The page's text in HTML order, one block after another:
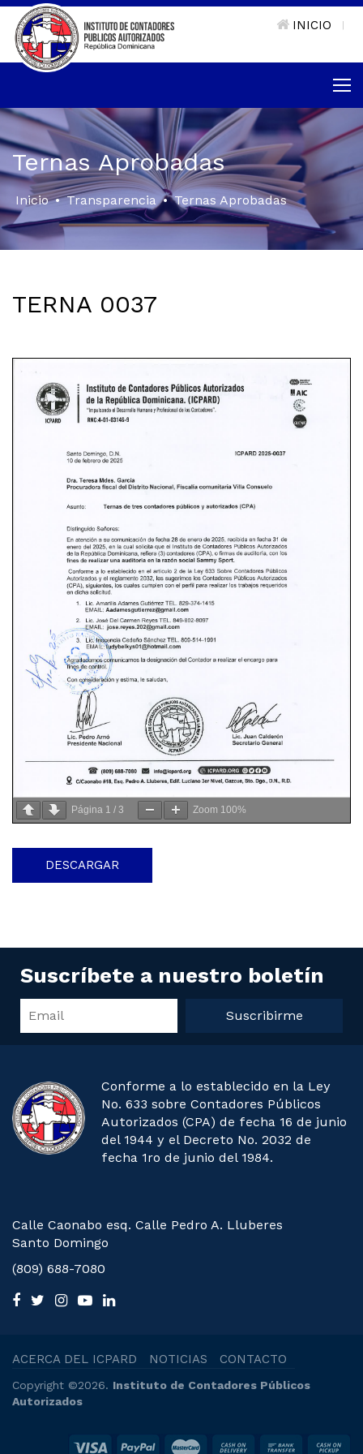
INICIO
Ternas Aprobadas
Inicio • Transparencia • Ternas Aprobadas
TERNA 0037
Página 1 / 3 Zoom 100%
DESCARGAR
Suscríbete a nuestro boletín
Suscribirme
Conforme a lo establecido en la Ley
No. 633 sobre Contadores Públicos
Autorizados (CPA) de fecha 16 de junio
del 1944 y el Decreto No. 2032 de
fecha 1ro de junio del 1984.
Calle Caonabo esq. Calle Pedro A. Lluberes
Santo Domingo
(809) 688-7080
ACERCA DEL ICPARD NOTICIAS CONTACTO
Copyright ©2026. Instituto de Contadores Públicos
Autorizados